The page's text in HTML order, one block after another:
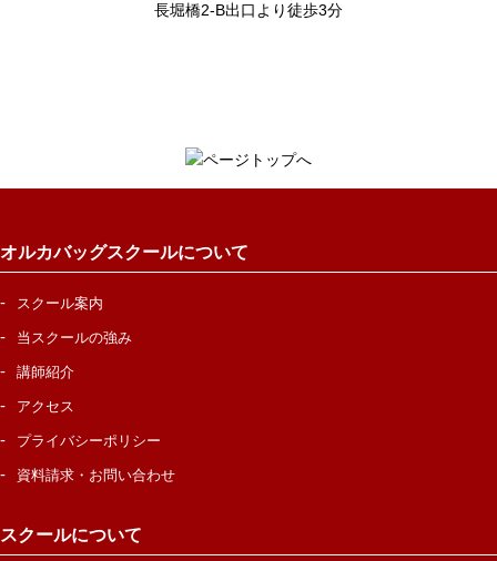
長堀橋2-B出口より徒歩3分
オルカバッグスクールについて
スクール案内
当スクールの強み
講師紹介
アクセス
プライバシーポリシー
資料請求・お問い合わせ
スクールについて